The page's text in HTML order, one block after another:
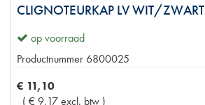
CLIGNOTEURKAP LV WIT/ZWART
op voorraad
Productnummer 6800025
€ 11,10
( € 9,17excl. btw )